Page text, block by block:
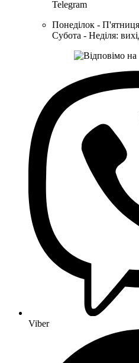
Telegram
Понеділок -
Субота - Неділя:
Viber